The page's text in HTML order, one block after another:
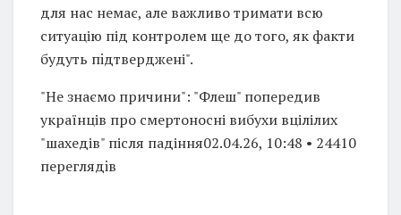
для нас немає, але важливо тримати всю
ситуацію під контролем ще до того, як факти
будуть пiдтверджені".
"Не знаємо причини": "Флеш" попередив
українців про смертоносні вибухи вцілілих
"шахедів" після падіння02.04.26, 10:48 • 24410
переглядiв